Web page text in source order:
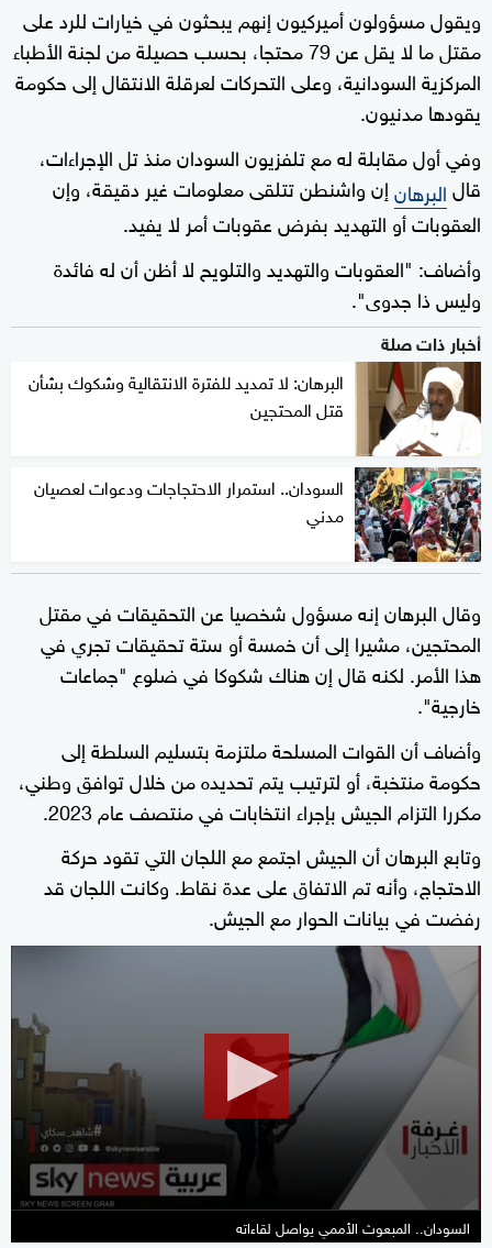
ويقول مسؤولون أميركيون إنهم يبحثون في خيارات للرد على
مقتل ما لا يقل عن 79 محتجا، بحسب حصيلة من لجنة الأطباء
المركزية السودانية، وعلى التحركات لعرقلة الانتقال إلى حكومة
يقودها مدنيون.
وفي أول مقابلة له مع تلفزيون السودان منذ تل الإجراءات،
قالالبرهانإن واشنطن تتلقى معلومات غير دقيقة، وإن
العقوبات أو التهديد بفرض عقوبات أمر لا يفيد.
وأضاف: "العقوبات والتهديد والتلويح لا أظن أن له فائدة
وليس ذا جدوى".
أخبار ذات صلة
البرهان: لا تمديد للفترة الانتقالية وشكوك بشأن
قتل المحتجين
السودان.. استمرار الاحتجاجات ودعوات لعصيان
مدني
وقال البرهان إنه مسؤول شخصيا عن التحقيقات في مقتل
المحتجين، مشيرا إلى أن خمسة أو ستة تحقيقات تجري في
هذا الأمر. لكنه قال إن هناك شكوكا في ضلوع "جماعات
خارجية".
وأضاف أن القوات المسلحة ملتزمة بتسليم السلطة إلى
حكومة منتخبة، أو لترتيب يتم تحديده من خلال توافق وطني،
مكررا التزام الجيش بإجراء انتخابات في منتصف عام 2023.
وتابع البرهان أن الجيش اجتمع مع اللجان التي تقود حركة
الاحتجاج، وأنه تم الاتفاق على عدة نقاط. وكانت اللجان قد
رفضت في بيانات الحوار مع الجيش.
minutes,
seconds
السودان.. المبعوث الأممي يواصل لقاءاته